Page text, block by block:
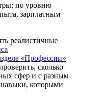
по уровню
зарплатным
реалистичные
«Профессии»
сколько
сфер и с разным
которыми